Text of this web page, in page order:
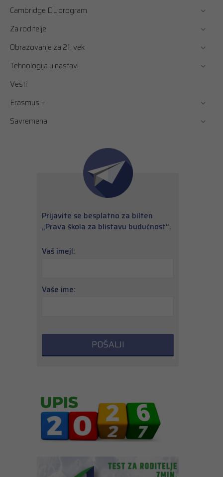
Cambridge DL program
Za roditelje
Obrazovanje za 21. vek
Tehnologija u nastavi
Vesti
Erasmus +
Savremena
Prijavite se besplatno za bilten
„Prava škola za blistavu budućnost”.
Vaš imejl:
Vaše ime: